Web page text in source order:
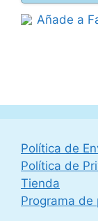
Añade a
Política de
Política de
Tienda
Programa de